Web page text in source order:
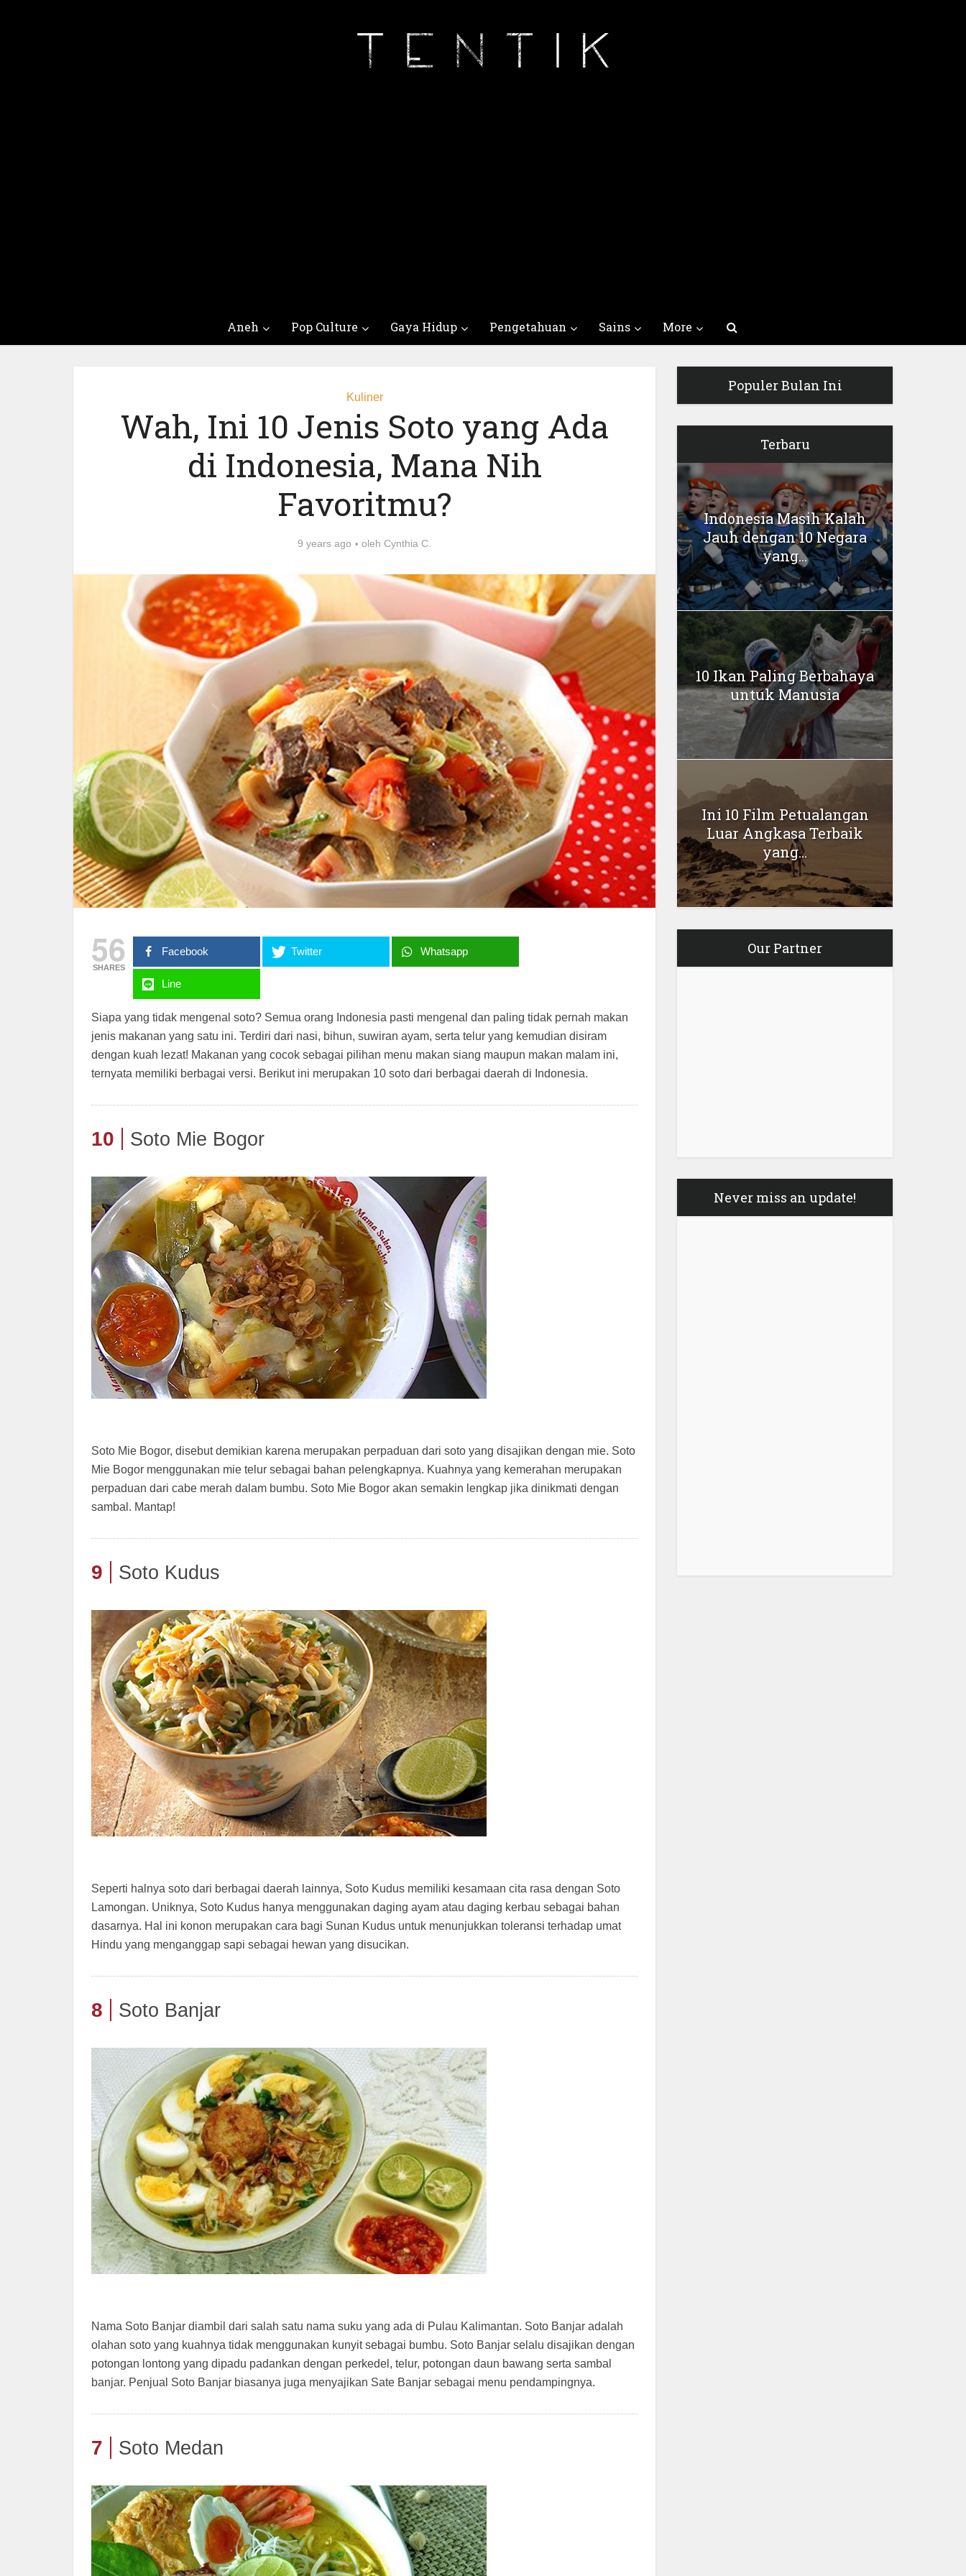
Aneh Pop Culture Gaya Hidup Pengetahuan Sains More
Kuliner
Wah, Ini 10 Jenis Soto yang Ada
di Indonesia, Mana Nih
Favoritmu?
9 years ago oleh Cynthia C.
56
SHARES
Facebook Twitter Whatsapp
Line
Siapa yang tidak mengenal soto? Semua orang Indonesia pasti mengenal dan paling tidak pernah makan
jenis makanan yang satu ini. Terdiri dari nasi, bihun, suwiran ayam, serta telur yang kemudian disiram
dengan kuah lezat! Makanan yang cocok sebagai pilihan menu makan siang maupun makan malam ini,
ternyata memiliki berbagai versi. Berikut ini merupakan 10 soto dari berbagai daerah di Indonesia.
10 Soto Mie Bogor
Soto Mie Bogor, disebut demikian karena merupakan perpaduan dari soto yang disajikan dengan mie. Soto
Mie Bogor menggunakan mie telur sebagai bahan pelengkapnya. Kuahnya yang kemerahan merupakan
perpaduan dari cabe merah dalam bumbu. Soto Mie Bogor akan semakin lengkap jika dinikmati dengan
sambal. Mantap!
9 Soto Kudus
Seperti halnya soto dari berbagai daerah lainnya, Soto Kudus memiliki kesamaan cita rasa dengan Soto
Lamongan. Uniknya, Soto Kudus hanya menggunakan daging ayam atau daging kerbau sebagai bahan
dasarnya. Hal ini konon merupakan cara bagi Sunan Kudus untuk menunjukkan toleransi terhadap umat
Hindu yang menganggap sapi sebagai hewan yang disucikan.
8 Soto Banjar
Nama Soto Banjar diambil dari salah satu nama suku yang ada di Pulau Kalimantan. Soto Banjar adalah
olahan soto yang kuahnya tidak menggunakan kunyit sebagai bumbu. Soto Banjar selalu disajikan dengan
potongan lontong yang dipadu padankan dengan perkedel, telur, potongan daun bawang serta sambal
banjar. Penjual Soto Banjar biasanya juga menyajikan Sate Banjar sebagai menu pendampingnya.
7 Soto Medan
Populer Bulan Ini
Terbaru
Indonesia Masih Kalah
Jauh dengan 10 Negara
yang...
10 Ikan Paling Berbahaya
untuk Manusia
Ini 10 Film Petualangan
Luar Angkasa Terbaik
yang...
Our Partner
Never miss an update!